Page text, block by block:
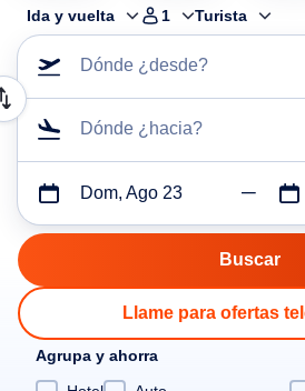
Ida y vuelta 1 Turista
Dónde ¿desde?
Dónde ¿hacia?
Dom, Ago 23
Llame para ofertas
Agrupa y ahorra